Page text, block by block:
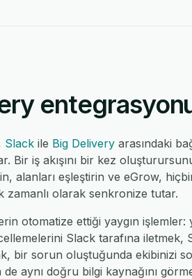
entegrasyonu
Slack ile Big Delivery arasındaki
Bir iş akışını bir kez
alanları eşleştirin ve eGrow,
zamanlı olarak senkronize tutar.
otomatize ettiği yaygın işlemler:
Slack tarafına iletmek,
bir sorun oluştuğunda ekibinizi
aynı doğru bilgi kaynağını